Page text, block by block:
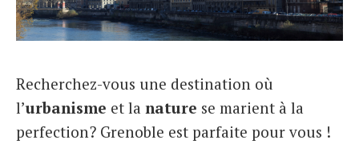
French
Recherchez-vous une destination où
l’urbanisme et la nature se marient à la
perfection? Grenoble est parfaite pour vous !